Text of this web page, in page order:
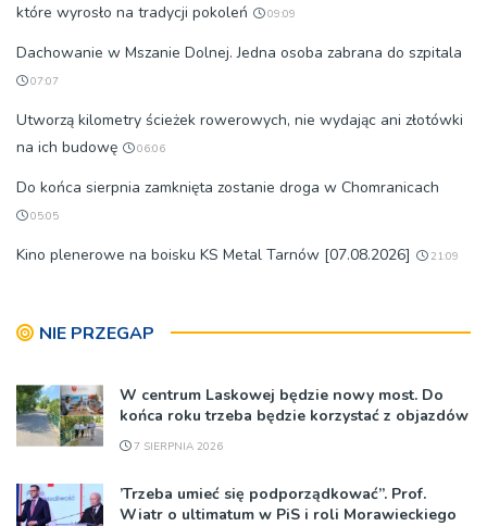
które wyrosło na tradycji pokoleń
09:09
Dachowanie w Mszanie Dolnej. Jedna osoba zabrana do szpitala
07:07
Utworzą kilometry ścieżek rowerowych, nie wydając ani złotówki
na ich budowę
06:06
Do końca sierpnia zamknięta zostanie droga w Chomranicach
05:05
Kino plenerowe na boisku KS Metal Tarnów [07.08.2026] 21:09
NIE PRZEGAP
W centrum Laskowej będzie nowy most. Do
końca roku trzeba będzie korzystać z objazdów
7 SIERPNIA 2026
’Trzeba umieć się podporządkować”. Prof.
Wiatr o ultimatum w PiS i roli Morawieckiego